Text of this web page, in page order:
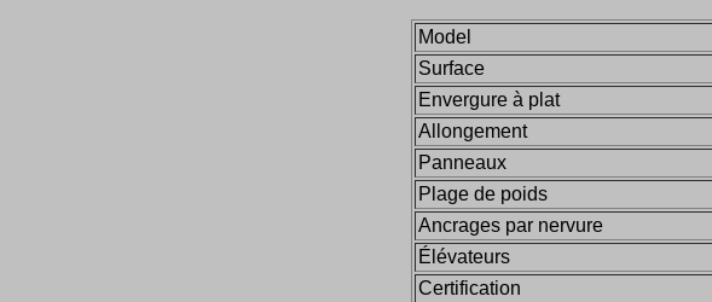
Model
Surface
Envergure à plat
Allongement
Panneaux
Plage de poids
Ancrages par nervure
Élévateurs
Certification